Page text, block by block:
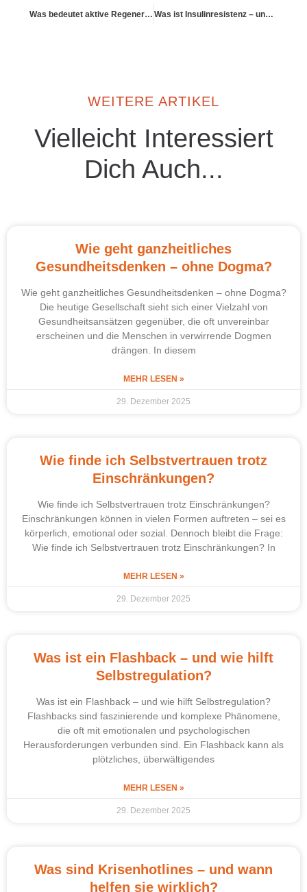
Was bedeutet aktive Regeneration? Was ist Insulinresistenz – und was kann man tun?
WEITERE ARTIKEL
Vielleicht Interessiert
Dich Auch...
Wie geht ganzheitliches
Gesundheitsdenken – ohne Dogma?
Wie geht ganzheitliches Gesundheitsdenken – ohne Dogma?
Die heutige Gesellschaft sieht sich einer Vielzahl von
Gesundheitsansätzen gegenüber, die oft unvereinbar
erscheinen und die Menschen in verwirrende Dogmen
drängen. In diesem
MEHR LESEN »
29. Dezember 2025
Wie finde ich Selbstvertrauen trotz
Einschränkungen?
Wie finde ich Selbstvertrauen trotz Einschränkungen?
Einschränkungen können in vielen Formen auftreten – sei es
körperlich, emotional oder sozial. Dennoch bleibt die Frage:
Wie finde ich Selbstvertrauen trotz Einschränkungen? In
MEHR LESEN »
29. Dezember 2025
Was ist ein Flashback – und wie hilft
Selbstregulation?
Was ist ein Flashback – und wie hilft Selbstregulation?
Flashbacks sind faszinierende und komplexe Phänomene,
die oft mit emotionalen und psychologischen
Herausforderungen verbunden sind. Ein Flashback kann als
plötzliches, überwältigendes
MEHR LESEN »
29. Dezember 2025
Was sind Krisenhotlines – und wann
helfen sie wirklich?